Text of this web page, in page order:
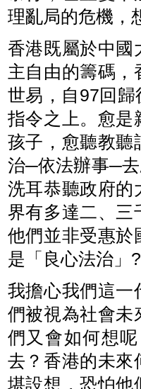
理亂局的危機，
香港既屬於中國
主自由的籌碼，
世易，自97回
指令之上。愈是
孩子，愈聽教聽
治─依法辦事─
洗耳恭聽政府的
界有多達二、三
他們並非受惠於
是「良心法治」
我擔心我們這一
們被視為社會未
們又會如何想
去？香港的未來
堪設想，恐怕他